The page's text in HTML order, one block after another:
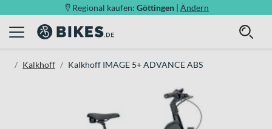
Regional kaufen: Göttingen | Ändern
Kalkhoff Kalkhoff IMAGE 5+ ADVANCE ABS